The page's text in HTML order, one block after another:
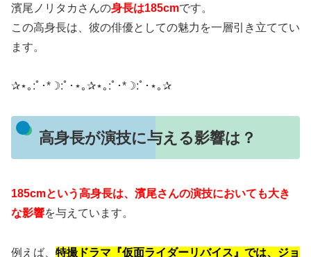
濱尾ノリタカさんの身長は185cmです。
この高身長は、彼の俳優としての魅力を一層引き立ててい
ます。
​✰⋆｡:ﾟ･*☽:ﾟ･⋆｡✰⋆｡:ﾟ･*☽:ﾟ･⋆｡✰
高身長が演技に与える影響は？
185cmという高身長は、濱尾さんの演技においても大き
な影響を与えています。
例えば、 特撮ドラマ『仮面ライダーリバイス』では、ジョ